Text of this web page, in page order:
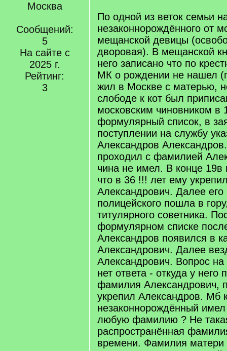
Москва
Сообщений:
5
На сайте с
2025 г.
Рейтинг:
3
По одной из веток семьи
незаконнорождённого от
мещанской девицы
дворовая). В мещанской
него записано что по
МК о рождении не нашел
жил в Москве с матерью,
слободе к кот был
московским чиновником в
формулярный список, в
поступлении на службу
Александров
проходил с фамилией
чина не имел. В конце
что в 36 !!! лет ему
Александрович. Далее его
полицейского пошла в
титулярного советника.
формулярном списке
Александров появился в
Александрович. Далее
Александрович. Вопрос
нет ответа - откуда у него
фамилия Александрович,
укрепил Александров. Мб
незаконнорождённый имел
любую фамилию ? Не
распространённая
времени. Фамилия матери